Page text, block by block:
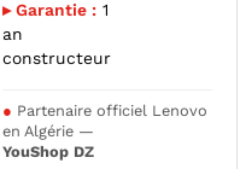
▸ Garantie : 1
an
constructeur
● Partenaire officiel Lenovo
en Algérie —
YouShop DZ